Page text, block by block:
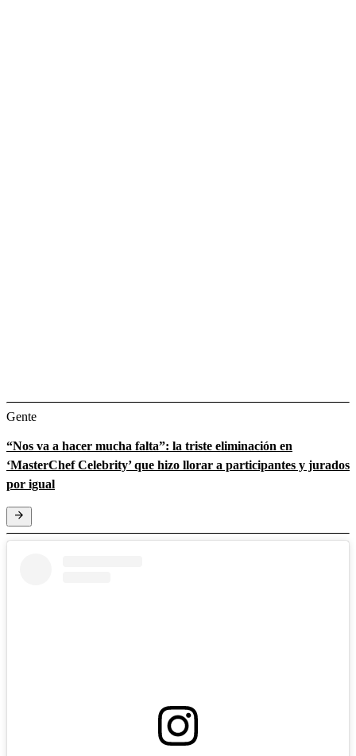
Gente
“Nos va a hacer mucha falta”: la triste eliminación en
‘MasterChef Celebrity’ que hizo llorar a participantes y jurados
por igual